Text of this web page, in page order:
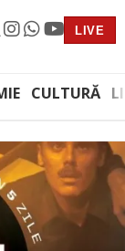
LIVE
CULTURĂ